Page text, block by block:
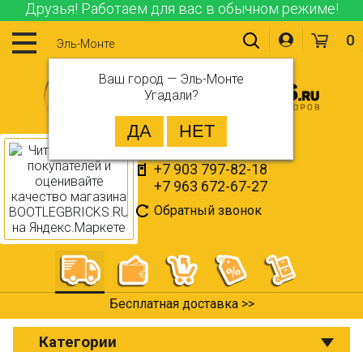
Друзья! Работаем для вас в обычном режиме!
Эль-Монте
Ваш город — Эль-Монте
Угадали?
+7 903 797-82-18
+7 963 672-67-27
Обратный звонок
0
Оплата при получении >>
Категории